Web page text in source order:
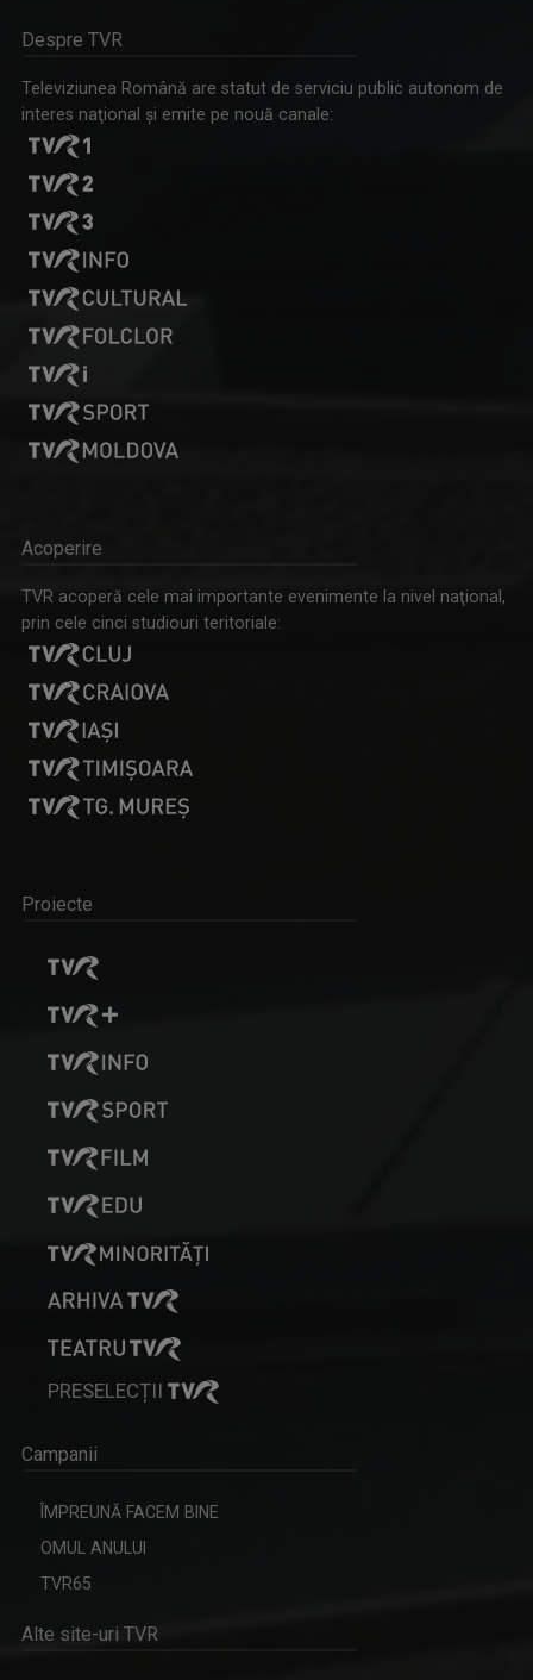
Despre TVR
Televiziunea Română are statut de serviciu public autonom de
interes naţional şi emite pe nouă canale:
Acoperire
TVR acoperă cele mai importante evenimente la nivel naţional,
prin cele cinci studiouri teritoriale:
Proiecte
PRESELECȚII
Campanii
ÎMPREUNĂ FACEM BINE
OMUL ANULUI
TVR65
Alte site-uri TVR